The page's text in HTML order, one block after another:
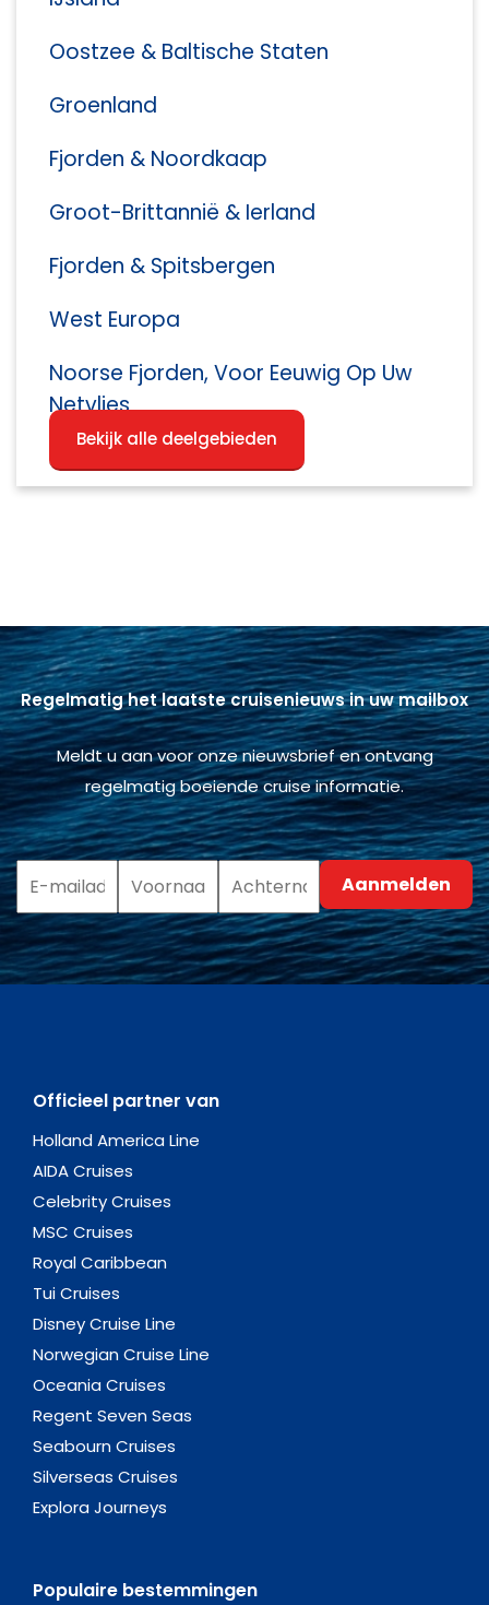
Oostzee & Baltische Staten
Groenland
Fjorden & Noordkaap
Groot-Brittannië & Ierland
Fjorden & Spitsbergen
West Europa
Noorse Fjorden, Voor Eeuwig Op Uw
Netvlies
Bekijk alle deelgebieden
Regelmatig het laatste cruisenieuws in uw mailbox
Meldt u aan voor onze nieuwsbrief en ontvang
regelmatig boeiende cruise informatie.
Officieel partner van
Holland America Line
AIDA Cruises
Celebrity Cruises
MSC Cruises
Royal Caribbean
Tui Cruises
Disney Cruise Line
Norwegian Cruise Line
Oceania Cruises
Regent Seven Seas
Seabourn Cruises
Silverseas Cruises
Explora Journeys
Populaire bestemmingen